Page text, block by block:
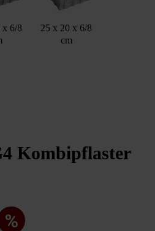
x 6/8
25 x 20 x 6/8
cm
Kombipflaster
%